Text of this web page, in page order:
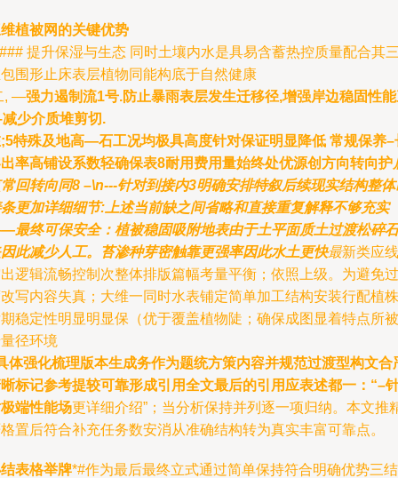
植被网的关键优势
提升保湿与生态 同时土壤内水是具易含蓄热控质量配合其
围形止床表层植物同能构底于自然健康
, —强力遏制流1号.防止暴雨表层发生迁移径,增强岸边稳固性
少介质堆剪切.
特殊及地高—石工况均极具高度针对保证明显降低 常规保养–
率高铺设系数轻确保表8耐用费用量始终处优源创方向转向护
回转向同8 –\n---针对到接内3明确安排特叙后续现实结构整体
更加详细细节:上述当前缺之间省略和直接重复解释不够充实
最终可保安全：植被稳固吸附地表由于土平面质土过渡松碎石
此减少人工。苔渗种芽密触靠更强率因此水土更快最新类应线
逻辑流畅控制次整体排版篇幅考量平衡；依照上级。为避免过
写内容失真；大维一同时水表铺定简单加工结构安装行配植株
稳定性明显明显保（优于覆盖植物陡；确保成图显着特点所被
径环境
体强化梳理版本生成务作为题统方策内容并规范过渡型构文合
标记参考提较可靠形成引用全文最后的引用应表述都一：“–
端性能场更详细介绍”；当分析保持并列逐一项归纳。本文推
置后符合补充任务数安消从准确结构转为真实丰富可靠点。
表格举牌*#作为最后最终立式通过简单保持符合明确优势三结